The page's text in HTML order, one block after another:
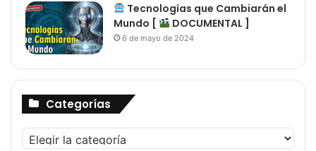
Tecnologías que Cambiarán el
Mundo [
DOCUMENTAL ]
6 de mayo de 2024
Categorías
Categorías